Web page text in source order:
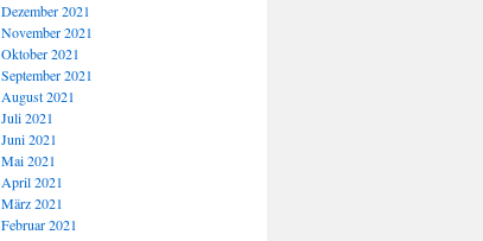
Dezember 2021
November 2021
Oktober 2021
September 2021
August 2021
Juli 2021
Juni 2021
Mai 2021
April 2021
März 2021
Februar 2021